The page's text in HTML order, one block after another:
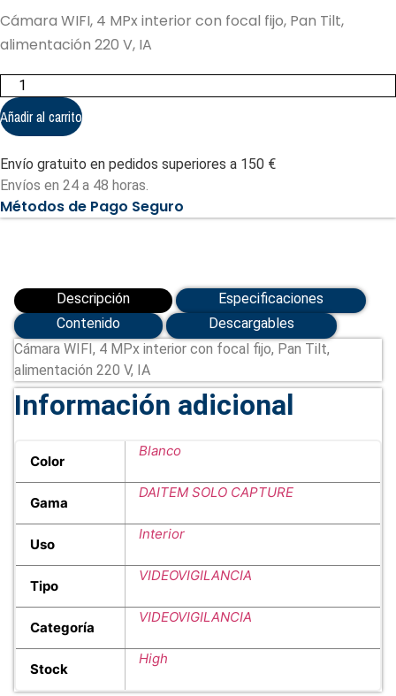
Cámara WIFI, 4 MPx interior con focal fijo, Pan Tilt,
alimentación 220 V, IA
Cámara
WIFI,
4
MPx
interior
focal
fijo,
Pan
Tilt,
alimentación
Añadir al carrito
Envío gratuito en pedidos superiores a 150 €
Envíos en 24 a 48 horas.
Métodos de Pago Seguro
Descripción
Especificaciones
Contenido
Descargables
Cámara WIFI, 4 MPx interior con focal fijo, Pan Tilt,
alimentación 220 V, IA
Información adicional
Color
Blanco
Gama
DAITEM SOLO CAPTURE
Uso
Interior
Tipo
VIDEOVIGILANCIA
Categoría
VIDEOVIGILANCIA
Stock
High